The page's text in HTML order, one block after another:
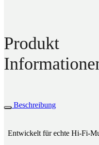
Produkt
Beschreibung
Entwickelt für echte Hi-Fi-